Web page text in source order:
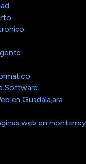
Software
en Guadalajara
web en monterrey